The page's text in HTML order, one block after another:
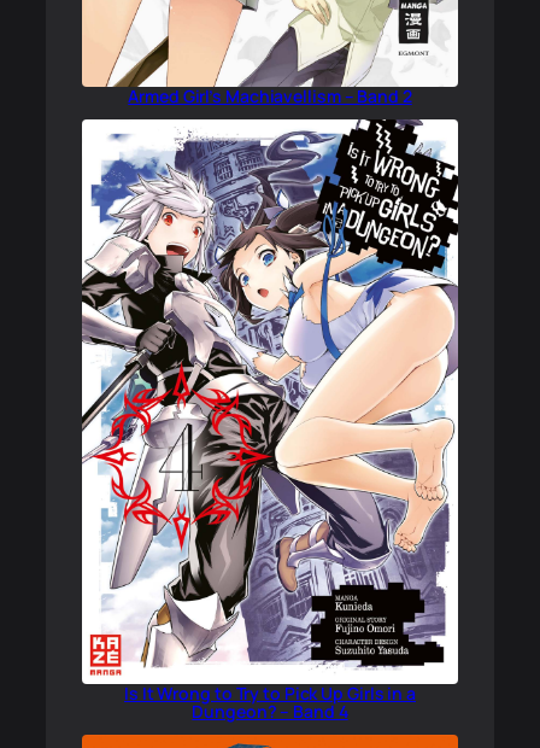
Armed Girl’s Machiavellism – Band 2
Is It Wrong to Try to Pick Up Girls in a
Dungeon? – Band 4